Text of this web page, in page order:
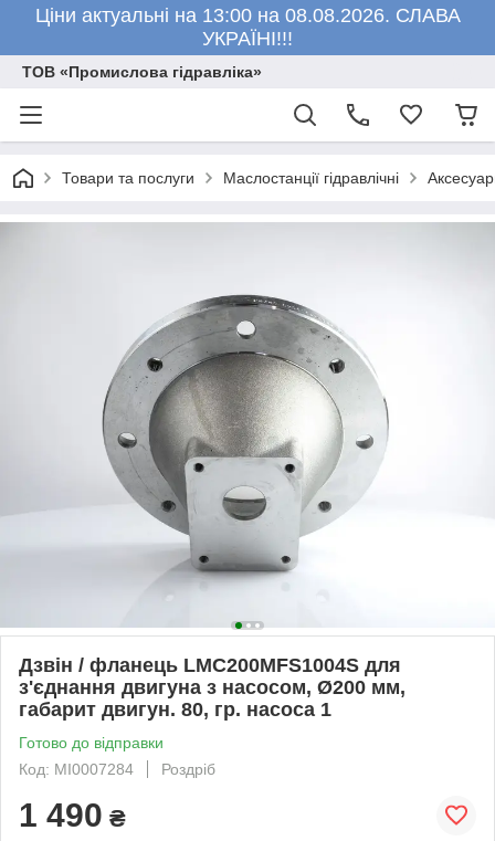
Ціни актуальні на 13:00 на 08.08.2026. СЛАВА
УКРАЇНІ!!!
ТОВ «Промислова гідравліка»
Товари та послуги Маслостанції гідравлічні
Дзвін / фланець LMC200MFS1004S для
з'єднання двигуна з насосом, Ø200 мм,
габарит двигун. 80, гр. насоса 1
Готово до відправки
Код: MI0007284
Роздріб
1 490 ₴